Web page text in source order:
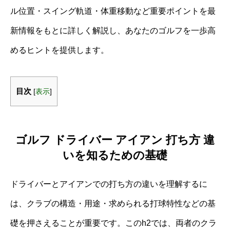
ル位置・スイング軌道・体重移動など重要ポイントを最
新情報をもとに詳しく解説し、あなたのゴルフを一歩高
めるヒントを提供します。
目次 [表示]
ゴルフ ドライバー アイアン 打ち方 違
いを知るための基礎
ドライバーとアイアンでの打ち方の違いを理解するに
は、クラブの構造・用途・求められる打球特性などの基
礎を押さえることが重要です。このh2では、両者のクラ